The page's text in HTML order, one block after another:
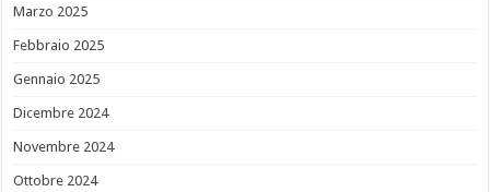
Marzo 2025
Febbraio 2025
Gennaio 2025
Dicembre 2024
Novembre 2024
Ottobre 2024